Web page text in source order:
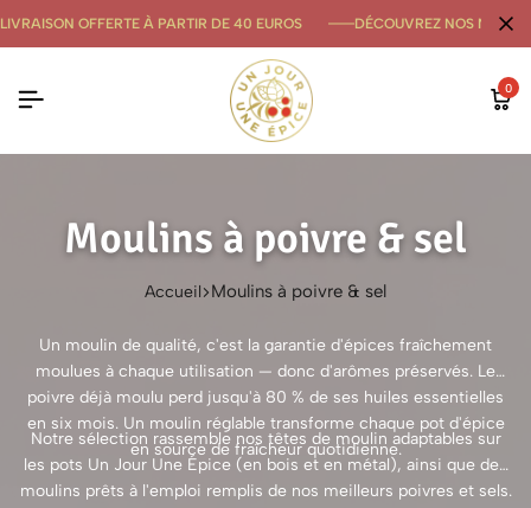
LIVRAISON OFFERTE À PARTIR DE 40 EUROS DÉCOUVREZ NOS
0
Moulins à poivre & sel
Accueil Moulins à poivre & sel
Un moulin de qualité, c'est la garantie d'épices fraîchement
moulues à chaque utilisation — donc d'arômes préservés. Le
poivre déjà moulu perd jusqu'à 80 % de ses huiles essentielles
en six mois. Un moulin réglable transforme chaque pot d'épice
en source de fraîcheur quotidienne.
Notre sélection rassemble nos têtes de moulin adaptables sur
les pots Un Jour Une Épice (en bois et en métal), ainsi que des
moulins prêts à l'emploi remplis de nos meilleurs poivres et sels.